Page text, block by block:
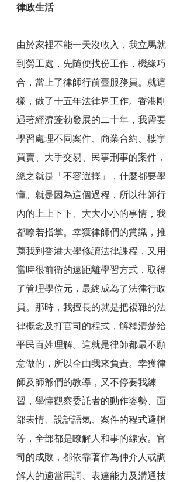
律政生活
由於家裡不能一天沒收入，我立馬就
到勞工處，先隨便找份工作，機緣巧
合，當上了律師行前臺服務員。就這
樣，做了十五年法律界工作。香港剛
遇著經濟蓬勃發展的二十年，我需要
學習處理不同案件、商業合約、樓宇
買賣、大手交易、民事刑事的案件，
總之就是「不容選擇」，什麼都要學
懂。就是因為這個過程，所以律師行
內的上上下下、大大小小的事情，我
都瞭若指掌。幸獲律師們的賞識，推
薦我到香港大學修讀法律課程，又用
當時很前衛的遠距離學習方式，取得
了管理學位元，最終成為了法律行政
員。那時，我擅長的就是把複雜的法
律概念及打官司的程式，解釋清楚給
平民百姓理解。這就是律師都最不願
意做的，所以全由我來負責。幸獲律
師及師爺們的教導，又不停要我練
習，學懂觀察委託者的動作姿勢、面
部表情、說話語氣、案件的程式邏輯
等，全部都是瞭解人和事的線索。官
司的成敗，都依靠著作為仲介人或調
解人的適當用詞、表達能力及溝通技